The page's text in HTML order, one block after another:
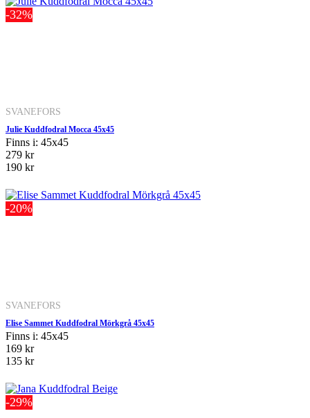
-32%
SVANEFORS
Julie Kuddfodral Mocca 45x45
Finns i: 45x45
279 kr
190 kr
-20%
SVANEFORS
Elise Sammet Kuddfodral Mörkgrå 45x45
Finns i: 45x45
169 kr
135 kr
-29%